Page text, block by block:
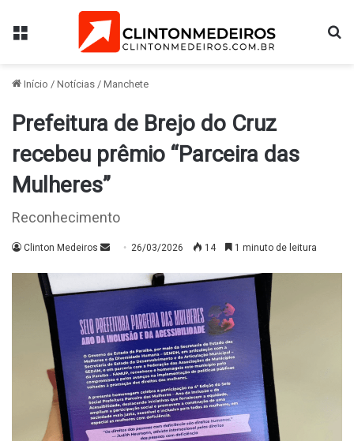
Menu
Início / Notícias / Manchete
Prefeitura de Brejo do Cruz
recebeu prêmio “Parceira das
Mulheres”
Reconhecimento
Clinton Medeiros
Mande26/03/2026 14 1 minuto de leitura